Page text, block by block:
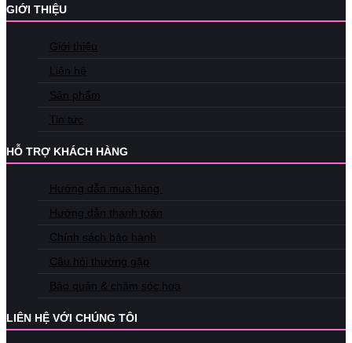
GIỚI THIỆU
Giới thiệu
Liên hệ
Sản phẩm
Tin tức
HỖ TRỢ KHÁCH HÀNG
Hướng dẫn mua hàng
Hướng dẫn thanh toán
Chính sách bảo hành
Câu hỏi thường gặp
Bảo quản & chăm sóc hoa
LIÊN HỆ VỚI CHÚNG TÔI